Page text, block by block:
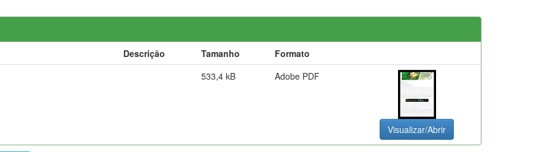
Descrição Tamanho
Formato
533,4 kB Adobe PDF
Visualizar/Abrir